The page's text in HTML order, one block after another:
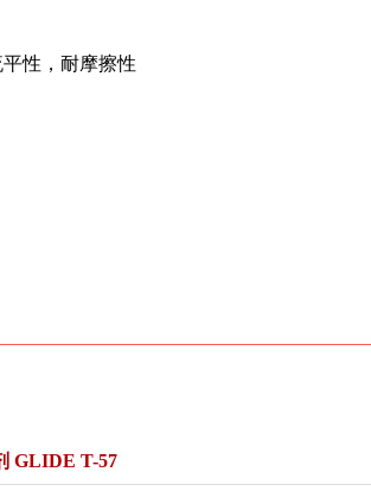
性，耐摩擦性
GLIDE T-57